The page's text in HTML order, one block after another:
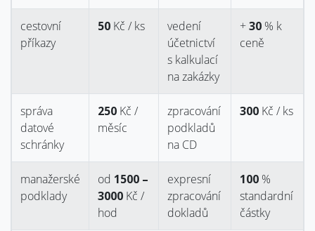
cestovní
příkazy
50 Kč / ks
vedení
účetnictví
s kalkulací
na zakázky
+30 % k
ceně
správa
datové
schránky
250 Kč /
měsíc
zpracování
podkladů
na CD
300 Kč / ks
manažerské
podklady
od 1500 –
3000 Kč /
hod
expresní
zpracování
dokladů
100 %
standardní
částky